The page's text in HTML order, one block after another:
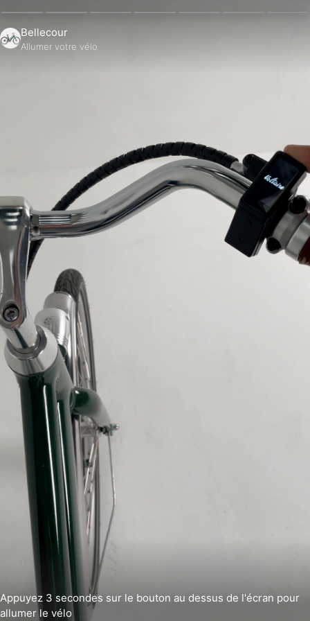
Bellecour
Allumer votre vélo
Appuyez 3 secondes sur le bouton au dessus de l'écran pour
allumer le vélo